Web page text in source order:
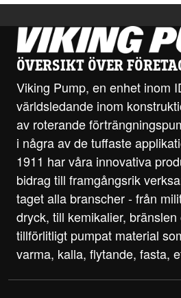
ÖVERSIKT ÖVER
Viking Pump, en enhet inom
världsledande inom
av roterande
i några av de tuffaste
1911 har våra innovativa
bidrag till framgångsrik
taget alla branscher - från
dryck, till kemikalier,
tillförlitligt pumpat material
varma, kalla, flytande, fasta,